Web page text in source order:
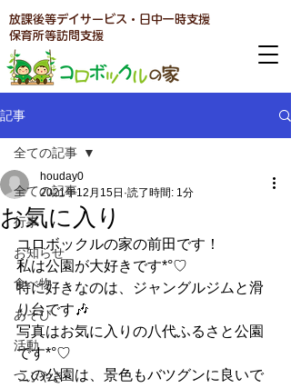
放課後等デイサービス・日中一時支援
​保育所等訪問支援
記事
全ての記事
行事
お知らせ
食べ物
あそび
活動
つぶやき
全ての記事
お気に入り
houday0
2021年12月15日 読了時間: 1分
コロボックルの家の前田です！
私は公園が大好きです*°♡
特に好きなのは、ジャングルジムと滑
り台です🎶
写真はお気に入りの八代ふるさと公園
です*°♡
この公園は、景色もバツグンに良いで